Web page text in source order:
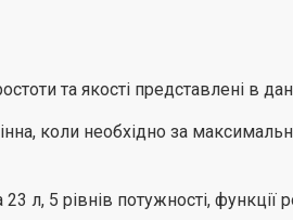
та якості представлені в
коли необхідно за
л, 5 рівнів потужності,